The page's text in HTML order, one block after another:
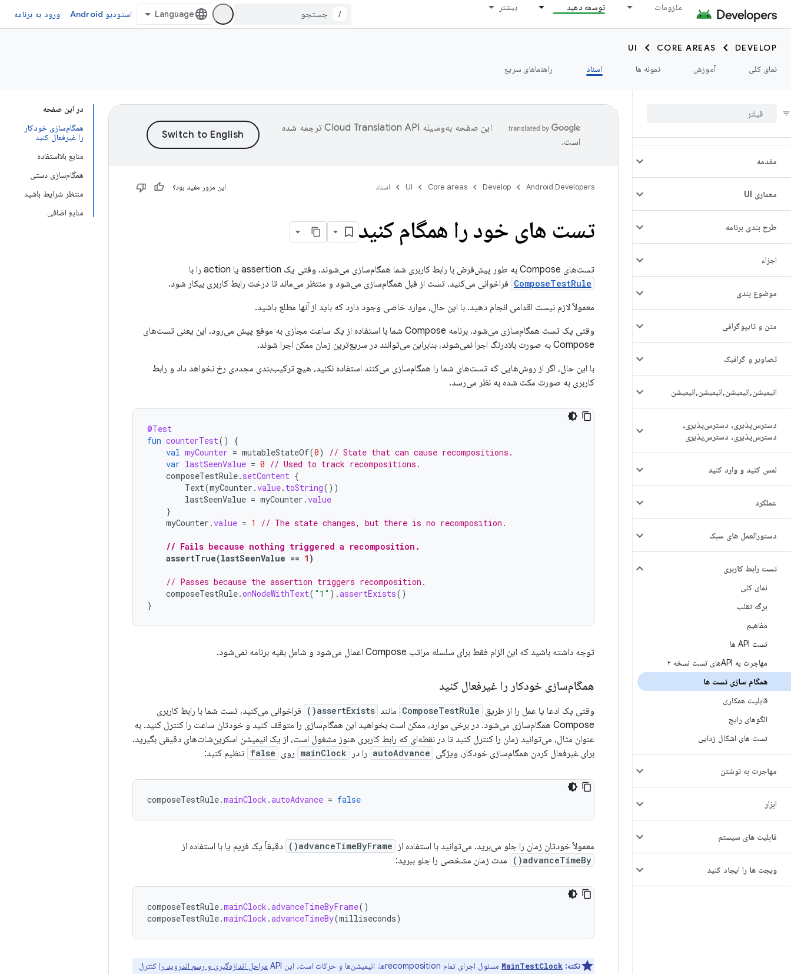
ملزومات توسعه دهید بیشتر
/ استودیو Android ورود به برنامه
DEVELOP
CORE AREAS
UI
نمای کلی
آموزش نمونه ها اسناد راهنماهای سریع
مقدمه
معماری UI
طرح بندی برنامه
اجزاء
موضوع بندی
متن و تایپوگرافی
تصاویر و گرافیک
انیمیشن,انیمیشن,انیمیشن,انیمیشن
دسترس‌پذیری، دسترس‌پذیری،
دسترس‌پذیری، دسترس‌پذیری
لمس کنید و وارد کنید
عملکرد
دستورالعمل های سبک
تست رابط کاربری
نمای کلی
برگه تقلب
مفاهیم
تست API ها
مهاجرت به APIهای تست نسخه ۲
همگام سازی تست ها
قابلیت همکاری
الگوهای رایج
تست های اشکال زدایی
مهاجرت به نوشتن
ابزار
قابلیت های سیستم
ویجت ها را ایجاد کنید
در این صفحه
همگام‌سازی خودکار
را غیرفعال کنید
منابع بلااستفاده
همگام‌سازی دستی
منتظر شرایط باشید
منابع اضافی
این صفحه به‌وسیله
ترجمه شده
است.
Android Developers
Develop
Core areas
UI اسناد این مرور مفید بود؟
تست های خود را همگام کنید
تست‌های Compose به طور پیش‌فرض با رابط کاربری شما همگام‌سازی می‌شوند. وقتی یک assertion یا action را با
ComposeTestRule فراخوانی می‌کنید، تست از قبل همگام‌سازی می‌شود و منتظر می‌ماند تا درخت رابط کاربری بیکار شود.
معمولاً لازم نیست اقدامی انجام دهید. با این حال، موارد خاصی وجود دارد که باید از آنها مطلع باشید.
وقتی یک تست همگام‌سازی می‌شود، برنامه Compose شما با استفاده از یک ساعت مجازی به موقع پیش می‌رود. این یعنی تست‌های
Compose به صورت بلادرنگ اجرا نمی‌شوند، بنابراین می‌توانند در سریع‌ترین زمان ممکن اجرا شوند.
با این حال، اگر از روش‌هایی که تست‌های شما را همگام‌سازی می‌کنند استفاده نکنید، هیچ ترکیب‌بندی مجددی رخ نخواهد داد و رابط
کاربری به صورت مکث شده به نظر می‌رسد.
@Test
fun counterTest()
{
val myCounter = mutableStateOf(0)
// State that can cause recompositions.
var lastSeenValue = 0 // Used to track recompositions.
composeTestRule. setContent {
Text(myCounter .value. toString())
lastSeenValue = myCounter .value
}
myCounter .value = 1 // The state changes, but there is no recomposition.
// Fails because nothing triggered a recomposition.
assertTrue(lastSeenValue == 1 )
// Passes because the assertion triggers recomposition.
composeTestRule.onNodeWithText( "1" ).assertExists()
}
توجه داشته باشید که این الزام فقط برای سلسله مراتب Compose اعمال می‌شود و شامل بقیه برنامه نمی‌شود.
همگام‌سازی خودکار را غیرفعال کنید
وقتی یک ادعا یا عمل را از طریق ComposeTestRule مانند assertExists()
فراخوانی می‌کنید، تست شما با رابط کاربری
Compose همگام‌سازی می‌شود. در برخی موارد، ممکن است بخواهید این همگام‌سازی را متوقف کنید و خودتان ساعت را کنترل کنید. به
عنوان مثال، می‌توانید زمان را کنترل کنید تا در نقطه‌ای که رابط کاربری هنوز مشغول است، از یک انیمیشن اسکرین‌شات‌های دقیقی بگیرید.
برای غیرفعال کردن همگام‌سازی خودکار، ویژگی autoAdvance را در mainClock روی false تنظیم کنید:
composeTestRule.mainClock .autoAdvance = false
معمولاً خودتان زمان را جلو می‌برید. می‌توانید با استفاده از advanceTimeByFrame() دقیقاً یک فریم یا با استفاده از
advanceTimeBy() مدت زمان مشخصی را جلو ببرید:
composeTestRule.mainClock .advanceTimeByFrame()
composeTestRule.mainClock .advanceTimeBy(milliseconds)
نکته: MainTestClock مسئول اجرای تمام recompositionها، انیمیشن‌ها و حرکات است. این API مراحل اندازه‌گیری و رسم اندروید را کنترل